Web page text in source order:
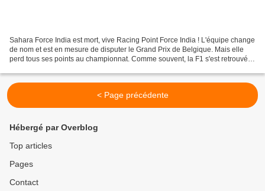
Sahara Force India est mort, vive Racing Point Force India ! L'équipe change
de nom et est en mesure de disputer le Grand Prix de Belgique. Mais elle
perd tous ses points au championnat. Comme souvent, la F1 s'est retrouvée
< Page précédente
Hébergé par Overblog
Top articles
Pages
Contact